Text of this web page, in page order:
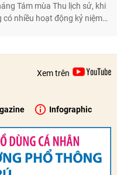
Tám mùa Thu lịch sử, khi
có nhiều hoạt động kỷ niệm
nhiệm vụ cải thiện quan hệ
giềng, trong đó có Việt Nam.
chí, ông Bhichai
hệ Thái Lan - Việt Nam
Xem trên
Infographic